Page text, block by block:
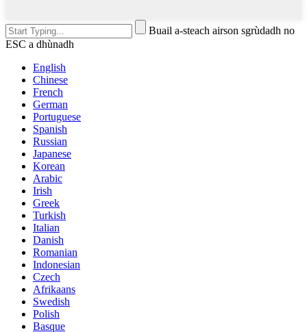
Buail a-steach airson sgrùdadh no
ESC a dhùnadh
English
Chinese
French
German
Portuguese
Spanish
Russian
Japanese
Korean
Arabic
Irish
Greek
Turkish
Italian
Danish
Romanian
Indonesian
Czech
Afrikaans
Swedish
Polish
Basque